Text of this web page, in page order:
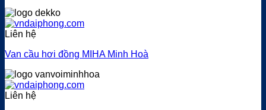
Liên hệ
Van cầu hơi đồng MIHA Minh Hoà
Liên hệ